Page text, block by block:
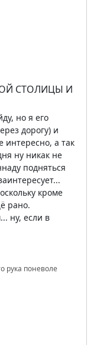
СТОЛИЦЫ И
но я его
дорогу) и
интересно, а так
ну никак не
подняться
кроме
рано.
ну, если в
рука поневоле